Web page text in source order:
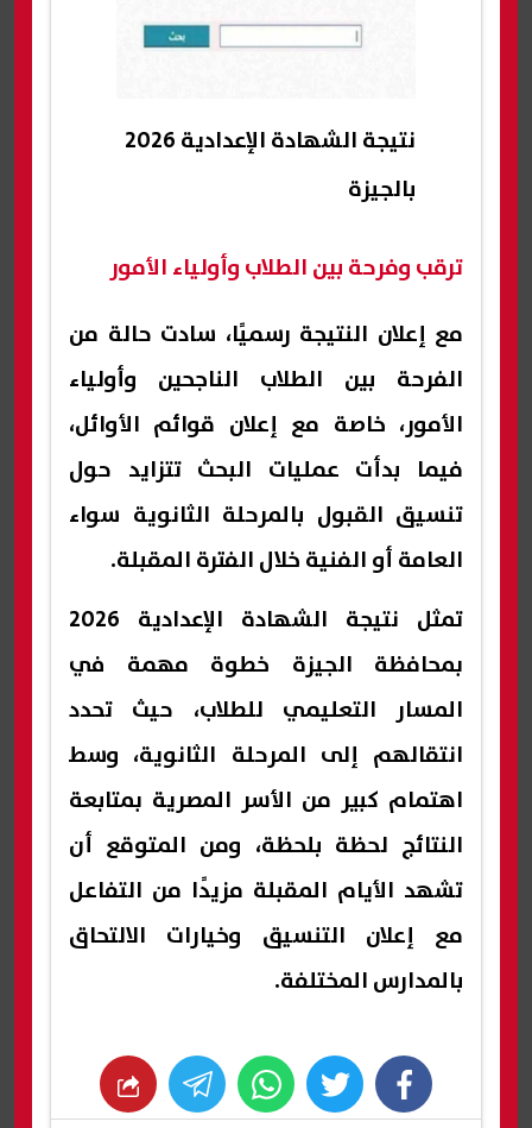
نتيجة الشهادة الإعدادية 2026
بالجيزة
ترقب وفرحة بين الطلاب وأولياء الأمور
مع إعلان النتيجة رسميًا، سادت حالة من
الفرحة بين الطلاب الناجحين وأولياء
الأمور، خاصة مع إعلان قوائم الأوائل،
فيما بدأت عمليات البحث تتزايد حول
تنسيق القبول بالمرحلة الثانوية سواء
العامة أو الفنية خلال الفترة المقبلة.
تمثل نتيجة الشهادة الإعدادية 2026
بمحافظة الجيزة خطوة مهمة في
المسار التعليمي للطلاب، حيث تحدد
انتقالهم إلى المرحلة الثانوية، وسط
اهتمام كبير من الأسر المصرية بمتابعة
النتائج لحظة بلحظة، ومن المتوقع أن
تشهد الأيام المقبلة مزيدًا من التفاعل
مع إعلان التنسيق وخيارات الالتحاق
بالمدارس المختلفة.
facebook
twitter
whats